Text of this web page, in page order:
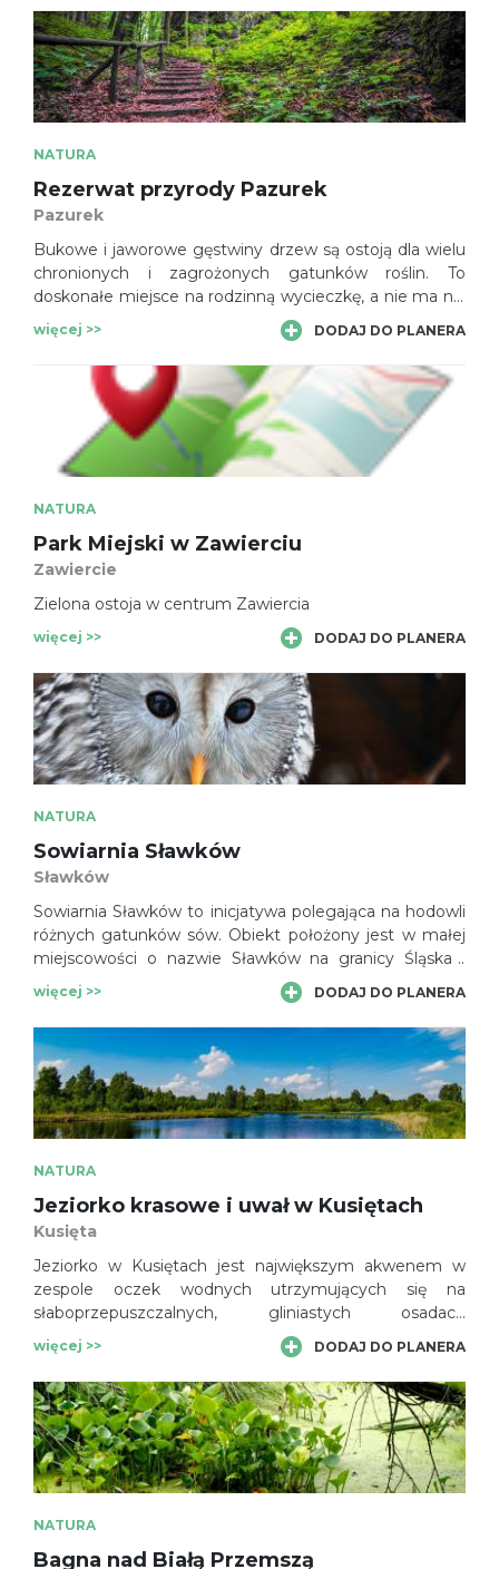
owieczkami, które są od opieką leśniowskich braci.
NATURA
Rezerwat przyrody Pazurek
Pazurek
Bukowe i jaworowe gęstwiny drzew są ostoją dla wielu
chronionych i zagrożonych gatunków roślin. To
doskonałe miejsce na rodzinną wycieczkę, a nie ma nic
przyjemniejszego, niż wypoczynek latem w
orzeźwiającym cieniu drzew.
więcej >> DODAJ DO PLANERA
NATURA
Park Miejski w Zawierciu
Zawiercie
Zielona ostoja w centrum Zawiercia
więcej >> DODAJ DO PLANERA
NATURA
Sowiarnia Sławków
Sławków
Sowiarnia Sławków to inicjatywa polegająca na hodowli
różnych gatunków sów. Obiekt położony jest w małej
miejscowości o nazwie Sławków na granicy Śląska i
Małopolski. W połowie roku 2022 w hodowli żyje 6
gatunków sów. Zamysłem jest zgromadzenie w
jednym miejscu wszystkich sów występujących w
Polsce.
więcej >> DODAJ DO PLANERA
NATURA
Jeziorko krasowe i uwał w Kusiętach
Kusięta
Jeziorko w Kusiętach jest największym akwenem w
zespole oczek wodnych utrzymujących się na
słaboprzepuszczalnych, gliniastych osadach
wypełniających leje krasowe, które stosunkowo licznie
występują w rejonie Kusięta – Srocko – Małusy Wielkie.
To jedyne tego rodzaju obiekty na Wyżynie Krakowsko-
Częstochowskiej.
więcej >> DODAJ DO PLANERA
NATURA
Bagna nad Białą Przemszą